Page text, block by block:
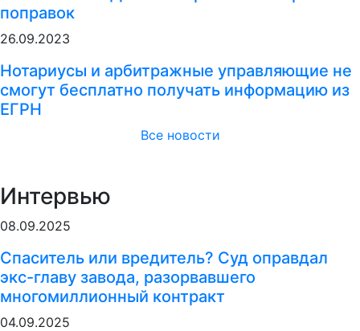
поправок
26.09.2023
Нотариусы и арбитражные управляющие не
смогут бесплатно получать информацию из
ЕГРН
Все новости
Интервью
08.09.2025
Спаситель или вредитель? Суд оправдал
экс-главу завода, разорвавшего
многомиллионный контракт
04.09.2025